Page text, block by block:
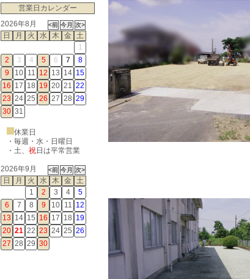
営業日カレンダー
2026年8月
日
月 火 水 木 金
土
1
2
3 4 5 6 7
8
9
10 11 12 13 14 15
16 17 18 19 20 21 22
23 24 25 26 27 28 29
30 31
休業日
・毎週・水・日曜日
・ 土、 祝日は平常営業
2026年9月
日
月 火 水 木 金
土
1
2 3 4
5
6
7 8 9 10 11 12
13 14 15 16 17 18 19
20 21 22 23 24 25 26
27 28 29 30